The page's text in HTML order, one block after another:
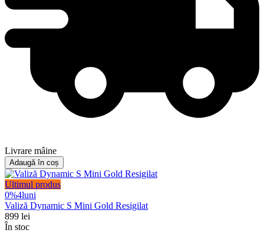
Livrare mâine
Adaugă în coș
Ultimul produs
0%4luni
Valiză Dynamic S Mini Gold Resigilat
899 lei
În stoc